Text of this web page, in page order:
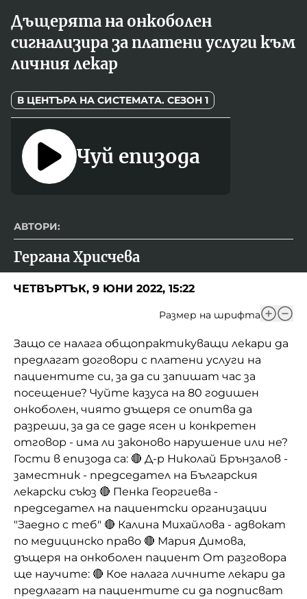
Новините на радио Стара Загора
Новините на радио Шумен
Туристът
Камертон
По следите на енергийния преход
Радио България
Радио Пловдив
Радио Стара Загора
Радио Шумен
Съвет за електронни медии
БНР БНР Новини
Детското.БНР
Архивен фонд на БНР
АВТОРИ:
Гергана Хрисчева
Дъщерята на онкоболен
сигнализира за платени услуги към
личния лекар
В ЦЕНТЪРА НА СИСТЕМАТА. СЕЗОН 1
Чуй епизода
ЧЕТВЪРТЪК, 9 ЮНИ 2022, 15:22
Размер на шрифта
Защо се налага общопрактикуващи лекари да
предлагат договори с платени услуги на
пациентите си, за да си запишат час за
посещение? Чуйте казуса на 80 годишен
онкоболен, чиято дъщеря се опитва да
разреши, за да се даде ясен и конкретен
отговор - има ли законово нарушение или не?
Гости в епизода са: 🔴 Д-р Николай Брънзалов -
заместник - председател на Българския
лекарски съюз 🔴 Пенка Георгиева -
председател на пациентски организации
"Заедно с теб" 🔴 Калина Михайлова - адвокат
по медицинско право 🔴 Мария Димова,
дъщеря на онкоболен пациент От разговора
ще научите: 🔴 Кое налага личните лекари да
предлагат на пациентите си да подписват